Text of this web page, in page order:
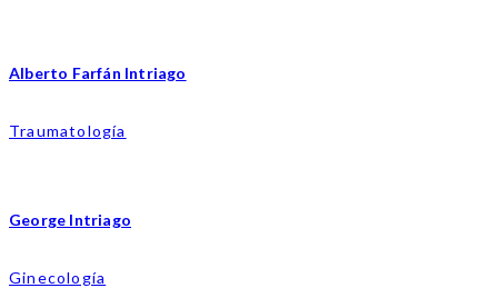
Alberto Farfán Intriago
Traumatología
George Intriago
Ginecología